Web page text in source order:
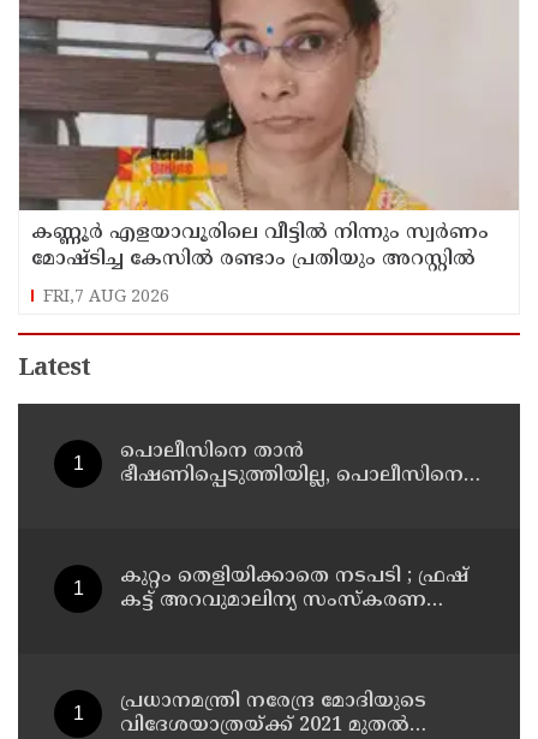
കണ്ണൂർ എളയാവൂരിലെ വീട്ടിൽ നിന്നും സ്വർണം
മോഷ്ടിച്ച കേസിൽ രണ്ടാം പ്രതിയും അറസ്റ്റിൽ
FRI,7 AUG 2026
Latest
പൊലീസിനെ താന്‍
ഭീഷണിപ്പെടുത്തിയില്ല, പൊലീസിനെ
അര്‍ജുന്‍ ആയങ്കി
കുറ്റം തെളിയിക്കാതെ നടപടി ; ഫ്രഷ്
കട്ട് അറവുമാലിന്യ സംസ്‌കരണ
പ്രധാനമന്ത്രി നരേന്ദ്ര മോദിയുടെ
വിദേശയാത്രയ്ക്ക് 2021 മുതല്‍